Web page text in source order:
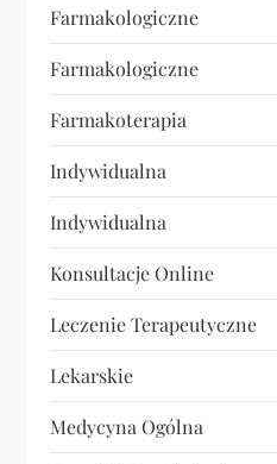
Farmakologiczne
Farmakologiczne
Farmakoterapia
Indywidualna
Indywidualna
Konsultacje Online
Leczenie Terapeutyczne
Lekarskie
Medycyna Ogólna